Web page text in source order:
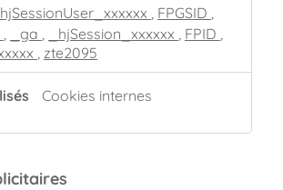
_hjSessionUser_xxxxxx FPGSID
_ga _hjSession_xxxxxx FPID
zte2095
Cookies internes